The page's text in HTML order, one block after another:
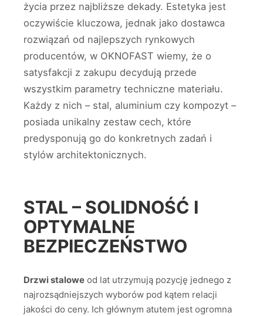
życia przez najbliższe dekady. Estetyka jest
oczywiście kluczowa, jednak jako dostawca
rozwiązań od najlepszych rynkowych
producentów, w OKNOFAST wiemy, że o
satysfakcji z zakupu decydują przede
wszystkim parametry techniczne materiału.
Każdy z nich – stal, aluminium czy kompozyt –
posiada unikalny zestaw cech, które
predysponują go do konkretnych zadań i
stylów architektonicznych.
STAL – SOLIDNOŚĆ I
OPTYMALNE
BEZPIECZEŃSTWO
Drzwi stalowe od lat utrzymują pozycję jednego z
najrozsądniejszych wyborów pod kątem relacji
jakości do ceny. Ich głównym atutem jest ogromna